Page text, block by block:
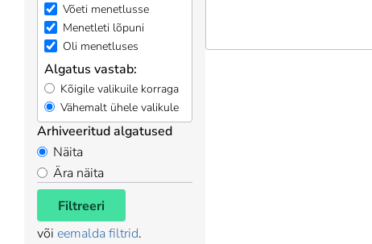
Võeti menetlusse
Menetleti lõpuni
Oli menetluses
Algatus vastab:
Kõigile valikuile korraga
Vähemalt ühele valikule
Arhiveeritud algatused
Näita
Ära näita
Filtreeri
või eemalda filtrid.